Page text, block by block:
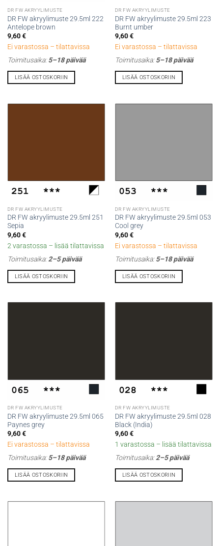
DR FW AKRYYLIMUSTE
DR FW akryylimuste 29.5ml 222
Antelope brown
9,60€
Ei varastossa – tilattavissa
Toimitusaika:5–18 päivää
LISÄÄ OSTOSKORIIN
DR FW AKRYYLIMUSTE
DR FW akryylimuste 29.5ml 223
Burnt umber
9,60€
Ei varastossa – tilattavissa
Toimitusaika:5–18 päivää
LISÄÄ OSTOSKORIIN
DR FW AKRYYLIMUSTE
DR FW akryylimuste 29.5ml 251
Sepia
9,60€
2 varastossa – lisää tilattavissa
Toimitusaika:2–5 päivää
LISÄÄ OSTOSKORIIN
DR FW AKRYYLIMUSTE
DR FW akryylimuste 29.5ml 053
Cool grey
9,60€
Ei varastossa – tilattavissa
Toimitusaika:5–18 päivää
LISÄÄ OSTOSKORIIN
DR FW AKRYYLIMUSTE
DR FW akryylimuste 29.5ml 065
Paynes grey
9,60€
Ei varastossa – tilattavissa
Toimitusaika:5–18 päivää
LISÄÄ OSTOSKORIIN
DR FW AKRYYLIMUSTE
DR FW akryylimuste 29.5ml 028
Black (India)
9,60€
1 varastossa – lisää tilattavissa
Toimitusaika:2–5 päivää
LISÄÄ OSTOSKORIIN